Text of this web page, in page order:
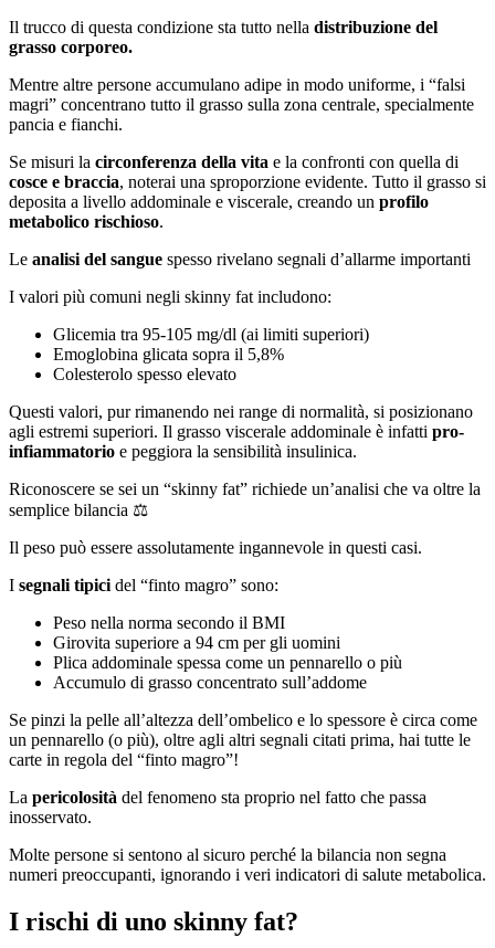
Il trucco di questa condizione sta tutto nella distribuzione del
grasso corporeo.
Mentre altre persone accumulano adipe in modo uniforme, i “falsi
magri” concentrano tutto il grasso sulla zona centrale, specialmente
pancia e fianchi.
Se misuri la circonferenza della vita e la confronti con quella di
cosce e braccia, noterai una sproporzione evidente. Tutto il grasso si
deposita a livello addominale e viscerale, creando un profilo
metabolico rischioso.
Le analisi del sangue spesso rivelano segnali d’allarme importanti
I valori più comuni negli skinny fat includono:
Glicemia tra 95-105 mg/dl (ai limiti superiori)
Emoglobina glicata sopra il 5,8%
Colesterolo spesso elevato
Questi valori, pur rimanendo nei range di normalità, si posizionano
agli estremi superiori. Il grasso viscerale addominale è infatti pro-
infiammatorio e peggiora la sensibilità insulinica.
Riconoscere se sei un “skinny fat” richiede un’analisi che va oltre la
semplice bilancia ⚖️
Il peso può essere assolutamente ingannevole in questi casi.
I segnali tipici del “finto magro” sono:
Peso nella norma secondo il BMI
Girovita superiore a 94 cm per gli uomini
Plica addominale spessa come un pennarello o più
Accumulo di grasso concentrato sull’addome
Se pinzi la pelle all’altezza dell’ombelico e lo spessore è circa come
un pennarello (o più), oltre agli altri segnali citati prima, hai tutte le
carte in regola del “finto magro”!
La pericolosità del fenomeno sta proprio nel fatto che passa
inosservato.
Molte persone si sentono al sicuro perché la bilancia non segna
numeri preoccupanti, ignorando i veri indicatori di salute metabolica.
I rischi di uno skinny fat?